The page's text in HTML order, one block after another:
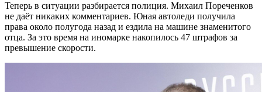
Теперь в ситуации разбирается полиция. Михаил Пореченков
не даёт никаких комментариев. Юная автоледи получила
права около полугода назад и ездила на машине знаменитого
отца. За это время на иномарке накопилось 47 штрафов за
превышение скорости.